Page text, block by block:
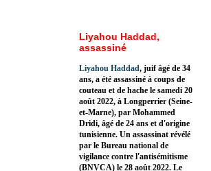
Liyahou Haddad,
assassiné
Liyahou Haddad, juif âgé de 34
ans, a été assassiné à coups de
couteau et de hache le samedi 20
août 2022, à Longperrier (Seine-
et-Marne), par Mohammed
Dridi, âgé de 24 ans et d'origine
tunisienne. Un assassinat révélé
par le Bureau national de
vigilance contre l'antisémitisme
(BNVCA) le 28 août 2022. Le